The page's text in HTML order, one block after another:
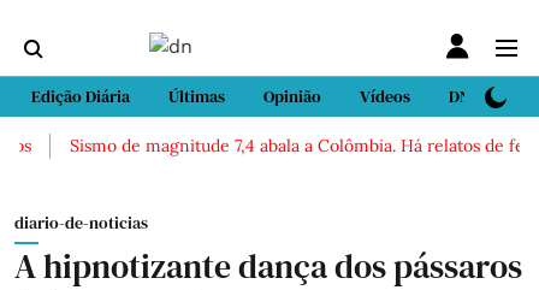
Edição Diária Últimas Opinião Vídeos DN Sport
Sismo de magnitude 7,4 abala a Colômbia. Há relatos de
diario-de-noticias
A hipnotizante dança dos pássaros